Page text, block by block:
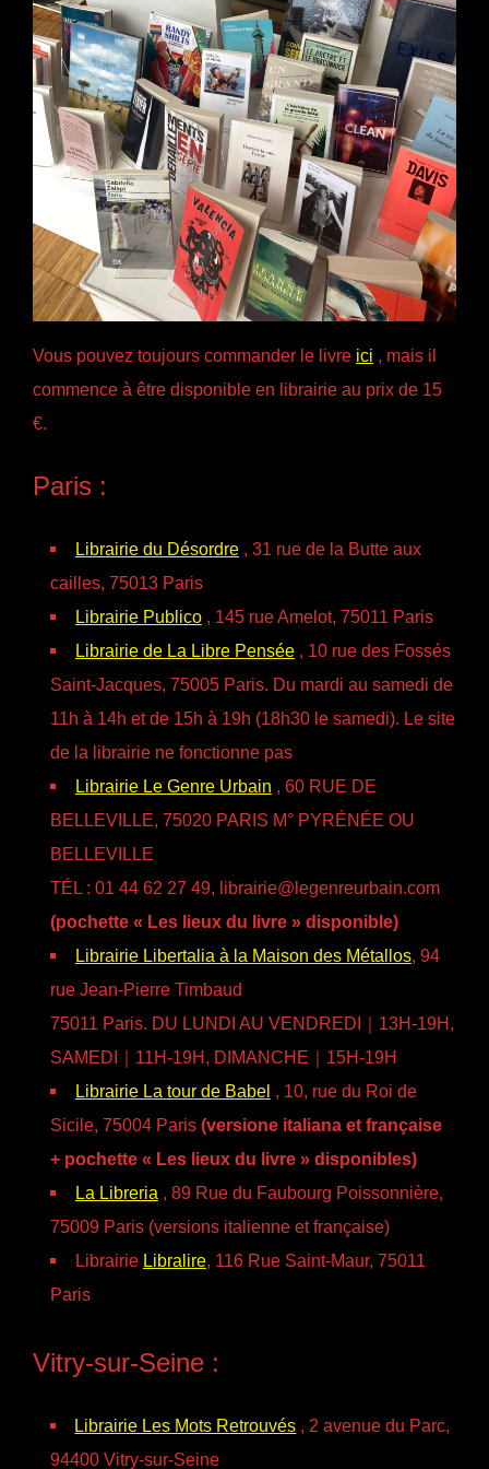
Vous pouvez toujours commander le livre ici , mais il
commence à être disponible en librairie au prix de 15
€.
Paris :
Librairie du Désordre, 31 rue de la Butte aux
cailles, 75013 Paris
Librairie Publico, 145 rue Amelot, 75011 Paris
Librairie de La Libre Pensée, 10 rue des Fossés
Saint-Jacques, 75005 Paris. Du mardi au samedi de
11h à 14h et de 15h à 19h (18h30 le samedi). Le site
de la librairie ne fonctionne pas
Librairie Le Genre Urbain , 60 RUE DE
BELLEVILLE, 75020 PARIS M° PYRÉNÉE OU
BELLEVILLE
TÉL : 01 44 62 27 49, librairie@legenreurbain.com
(pochette « Les lieux du livre » disponible)
Librairie Libertalia à la Maison des Métallos, 94
rue Jean-Pierre Timbaud
75011 Paris. DU LUNDI AU VENDREDI｜13H-19H,
SAMEDI｜11H-19H, DIMANCHE｜15H-19H
Librairie La tour de Babel , 10, rue du Roi de
Sicile, 75004 Paris(versione italiana et française
+ pochette « Les lieux du livre » disponibles)
La Libreria , 89 Rue du Faubourg Poissonnière,
75009 Paris (versions italienne et française)
Librairie Libralire, 116 Rue Saint-Maur, 75011
Paris
Vitry-sur-Seine :
Librairie Les Mots Retrouvés , 2 avenue du Parc,
94400 Vitry-sur-Seine